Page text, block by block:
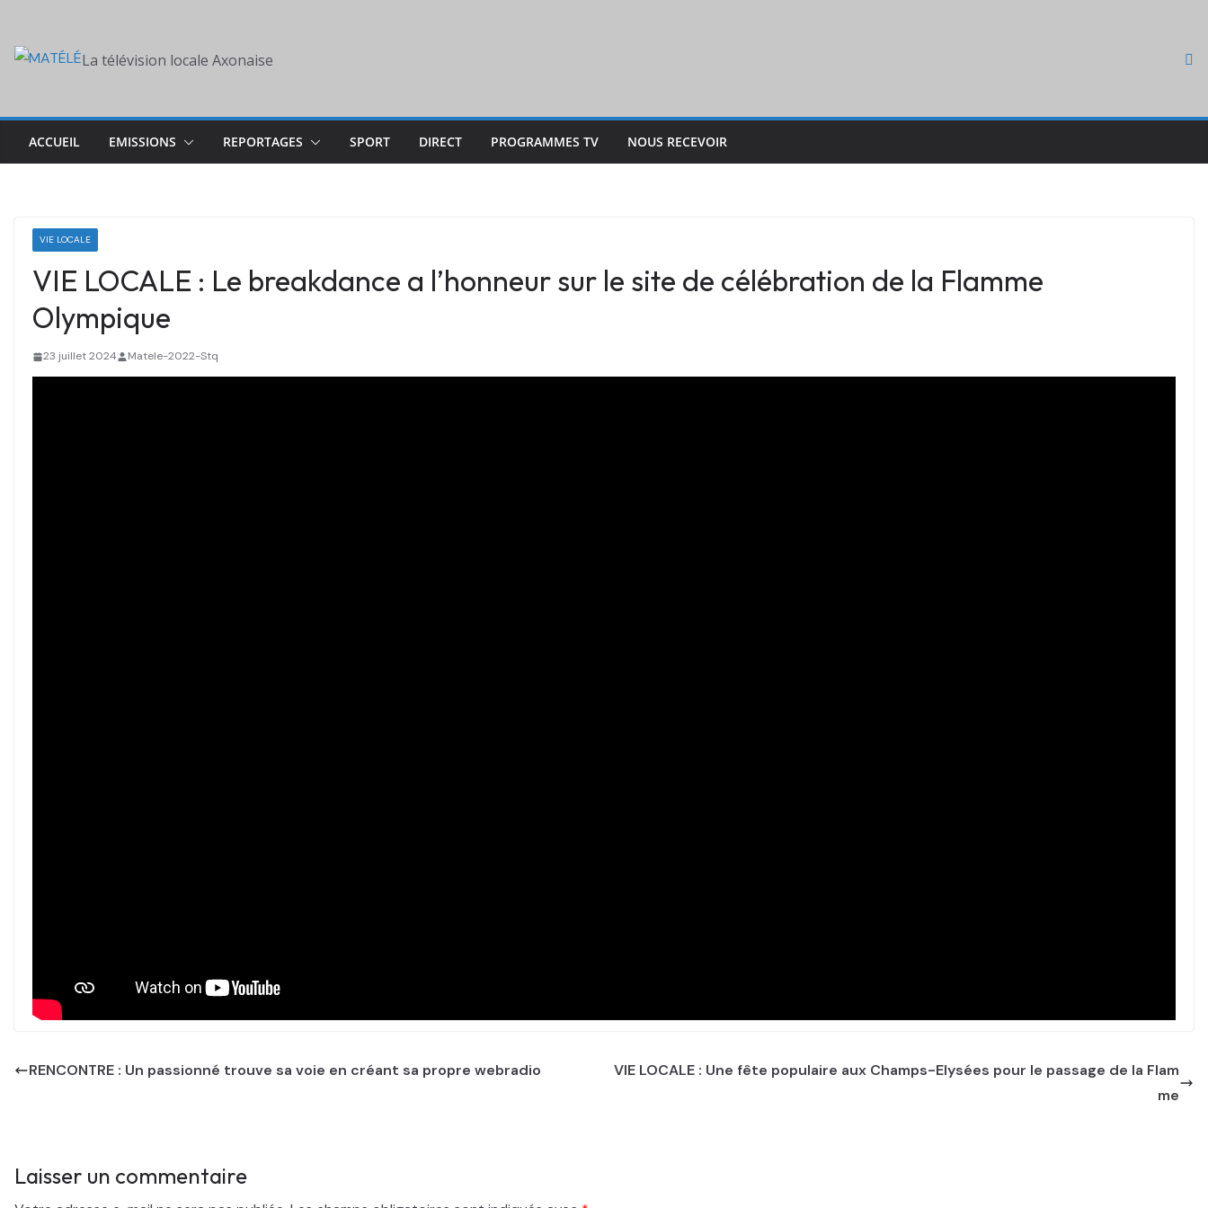
content
La télévision locale Axonaise
ACCUEIL EMISSIONS REPORTAGES SPORT DIRECT PROGRAMMES TV NOUS RECEVOIR
VIE LOCALE
VIE LOCALE : Le breakdance a l’honneur sur le site de célébration de la Flamme
Olympique
23 juillet 2024 Matele-2022-Stq
RENCONTRE : Un passionné trouve sa voie en créant sa propre webradio
VIE LOCALE : Une fête populaire aux Champs-Elysées pour le passage de la Flam
me
Laisser un commentaire